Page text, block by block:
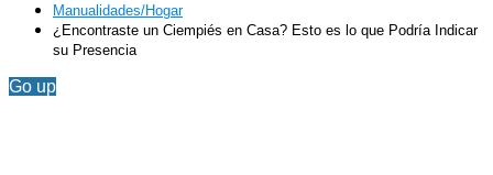
Manualidades/Hogar
¿Encontraste un Ciempiés en Casa? Esto es lo que Podría Indicar
su Presencia
Go up